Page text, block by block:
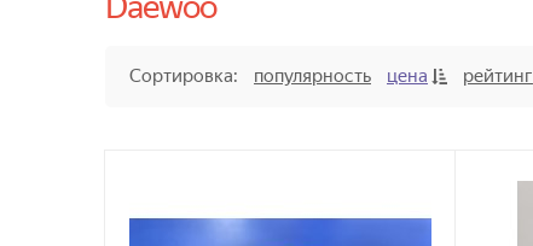
Сортировка: популярность цена рейтинг